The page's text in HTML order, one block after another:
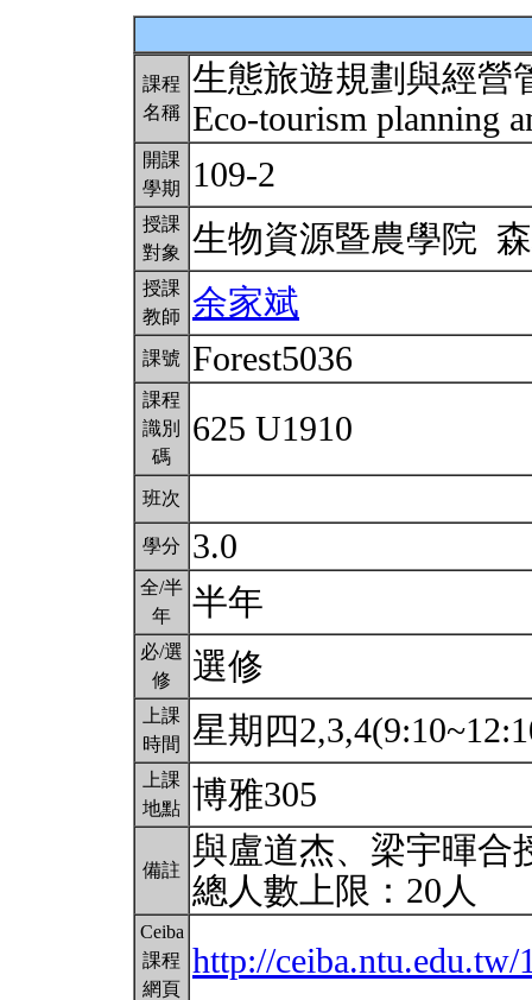
課程
名稱
生態旅遊規劃與經營
Eco-tourism planning
開課
學期
109-2
授課
對象
生物資源暨農學院
授課
教師
余家斌
課號 Forest5036
課程
識別
碼
625 U1910
班次
學分 3.0
全/半
年
半年
必/選
修
選修
上課
時間
星期四
上課
地點 博雅305
備註
與盧道杰、梁宇暉合
總人數上限：20人
Ceiba
課程
網頁
http://ceiba.ntu.edu.tw/